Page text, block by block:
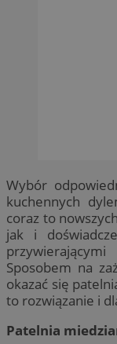
Wybór
kuchennych
coraz to
jak i
Sposobem na
okazać się
to rozwiązanie i
Patelnia